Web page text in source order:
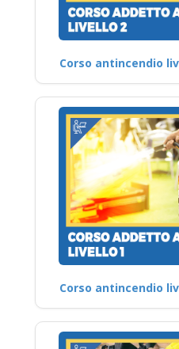
Corso antincendio
Corso antincendio